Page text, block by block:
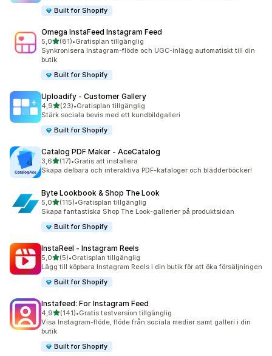
Built for Shopify
Omega InstaFeed Instagram Feed
5,0av 5 stjärnor
(81)
81 recensioner totalt
•Gratisplan tillgänglig
Synkronisera Instagram-flöde och UGC-inlägg automatiskt till din
butik
Built for Shopify
Uploadify ‑ Customer Gallery
4,9av 5 stjärnor
(23)
23 recensioner totalt
•Gratisplan tillgänglig
Stärk sociala bevis med ett kundbildgalleri
Built for Shopify
Catalog PDF Maker ‑ AceCatalog
3,6av 5 stjärnor
(17)
17 recensioner totalt
•Gratis att installera
Skapa delbara och interaktiva PDF-kataloger och blädderböcker!
Byte Lookbook & Shop The Look
5,0av 5 stjärnor
(115)
115 recensioner totalt
•Gratisplan tillgänglig
Skapa fantastiska Shop The Look-gallerier på produktsidan
Built for Shopify
InstaReel ‑ Instagram Reels
5,0av 5 stjärnor
(5)
5 recensioner totalt
•Gratisplan tillgänglig
Lägg till köpbara Instagram Reels i din butik för att öka försäljningen
Built for Shopify
Instafeed: For Instagram Feed
4,9av 5 stjärnor
(141)
141 recensioner totalt
•Gratis testversion tillgänglig
Visa Instagram-flöde, flöde från sociala medier samt galleri i din
butik
Built for Shopify